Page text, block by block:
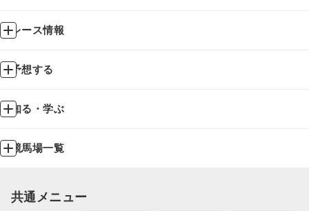
レース情報
予想する
知る・学ぶ
競馬場一覧
共通メニュー